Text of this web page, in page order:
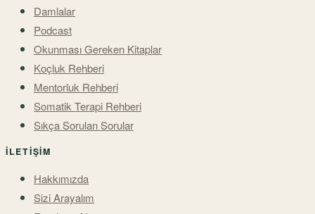
Damlalar
Podcast
Okunması Gereken Kitaplar
Koçluk Rehberi
Mentorluk Rehberi
Somatik Terapi Rehberi
Sıkça Sorulan Sorular
İLETIŞIM
Hakkımızda
Sizi Arayalım